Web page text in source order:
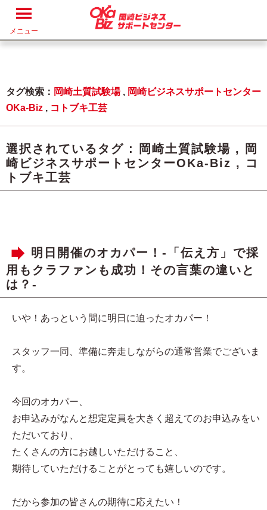
メニュー
タグ検索： 岡崎土質試験場, 岡崎ビジネスサポートセンター
OKa-Biz , コトブキ工芸
選択されているタグ : 岡崎土質試験場 ,
岡
崎ビジネスサポートセンターOKa-Biz ,
コ
トブキ工芸
明日開催のオカパー！-「伝え方」で採
用もクラファンも成功！その言葉の違いと
は？-
いや！あっという間に明日に迫ったオカパー！
スタッフ一同、準備に奔走しながらの通常営業でございま
す。
今回のオカパー、
お申込みがなんと想定定員を大きく超えてのお申込みをい
ただいており、
たくさんの方にお越しいただけること、
期待していただけることがとっても嬉しいのです。
だから参加の皆さんの期待に応えたい！